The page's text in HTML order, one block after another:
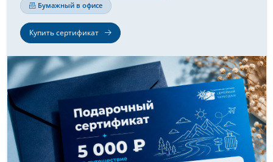
Бумажный в офисе
Купить сертификат